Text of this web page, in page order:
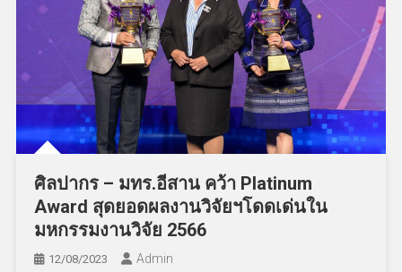
ศิลปากร – มทร.อีสาน คว้า Platinum
Award สุดยอดผลงานวิจัยฯโดดเด่นใน
มหกรรมงานวิจัย 2566
12/08/2023 Admin